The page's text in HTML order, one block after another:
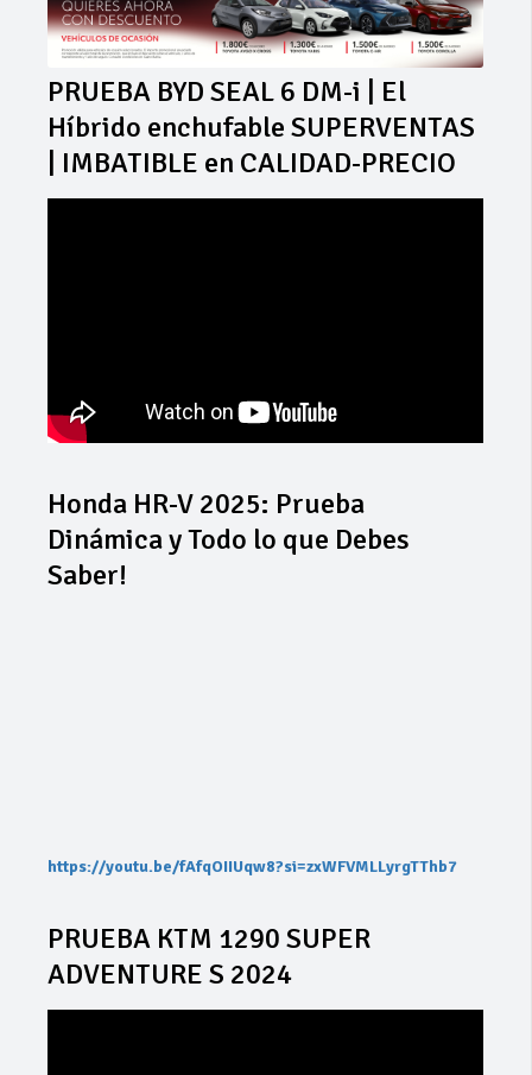
PRUEBA BYD SEAL 6 DM-i | El
Híbrido enchufable SUPERVENTAS
| IMBATIBLE en CALIDAD-PRECIO
Honda HR-V 2025: Prueba
Dinámica y Todo lo que Debes
Saber!
https://youtu.be/fAfqOIIUqw8?si=zxWFVMLLyrgTThb7
PRUEBA KTM 1290 SUPER
ADVENTURE S 2024